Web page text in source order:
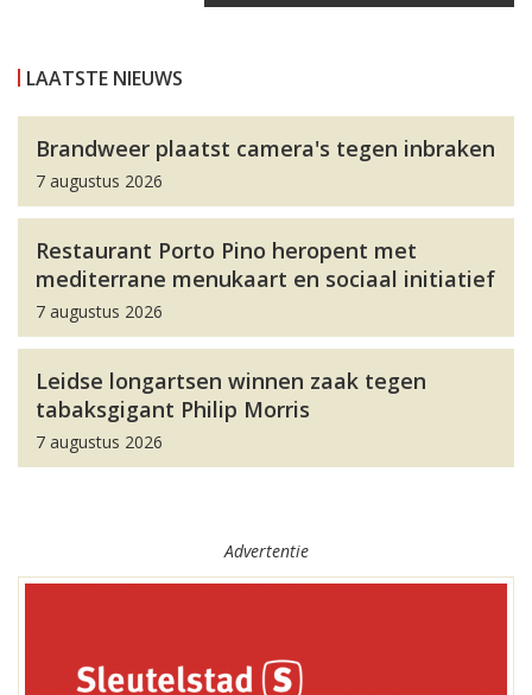
LAATSTE NIEUWS
Brandweer plaatst camera's tegen inbraken
7 augustus 2026
Restaurant Porto Pino heropent met
mediterrane menukaart en sociaal initiatief
7 augustus 2026
Leidse longartsen winnen zaak tegen
tabaksgigant Philip Morris
7 augustus 2026
Advertentie